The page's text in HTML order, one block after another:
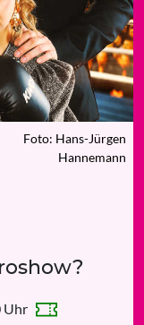
Foto: Hans-Jürgen
Hannemann
Uhr